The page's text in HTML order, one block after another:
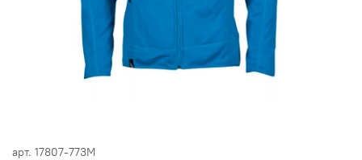
арт. 17807-773M